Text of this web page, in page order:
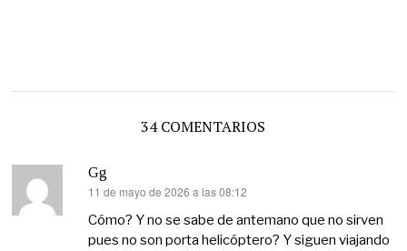
34 COMENTARIOS
Gg
dice:
11 de mayo de 2026 a las 08:12
Cómo? Y no se sabe de antemano que no sirven
pues no son porta helicóptero? Y siguen viajando